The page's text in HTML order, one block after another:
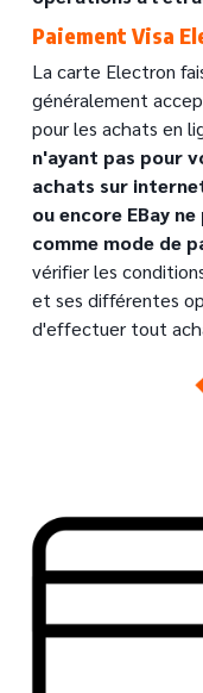
Text
Paiement Visa
La carte Electron
généralement
pour les achats en
n'ayant pas pour
achats sur
ou encore EBay
comme mode de
vérifier les
et ses différentes
d'effectuer tout